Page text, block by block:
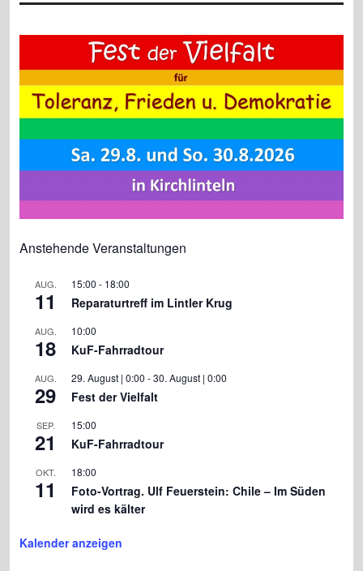
Anstehende Veranstaltungen
AUG.
11
15:00 - 18:00
Reparaturtreff im Lintler Krug
AUG.
18
10:00
KuF-Fahrradtour
AUG.
29
29. August | 0:00 -30. August | 0:00
Fest der Vielfalt
SEP.
21
15:00
KuF-Fahrradtour
OKT.
11
18:00
Foto-Vortrag. Ulf Feuerstein: Chile – Im Süden
wird es kälter
Kalender anzeigen